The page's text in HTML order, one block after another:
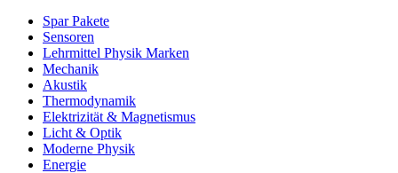
Spar Pakete
Sensoren
Lehrmittel Physik Marken
Mechanik
Akustik
Thermodynamik
Elektrizität & Magnetismus
Licht & Optik
Moderne Physik
Energie